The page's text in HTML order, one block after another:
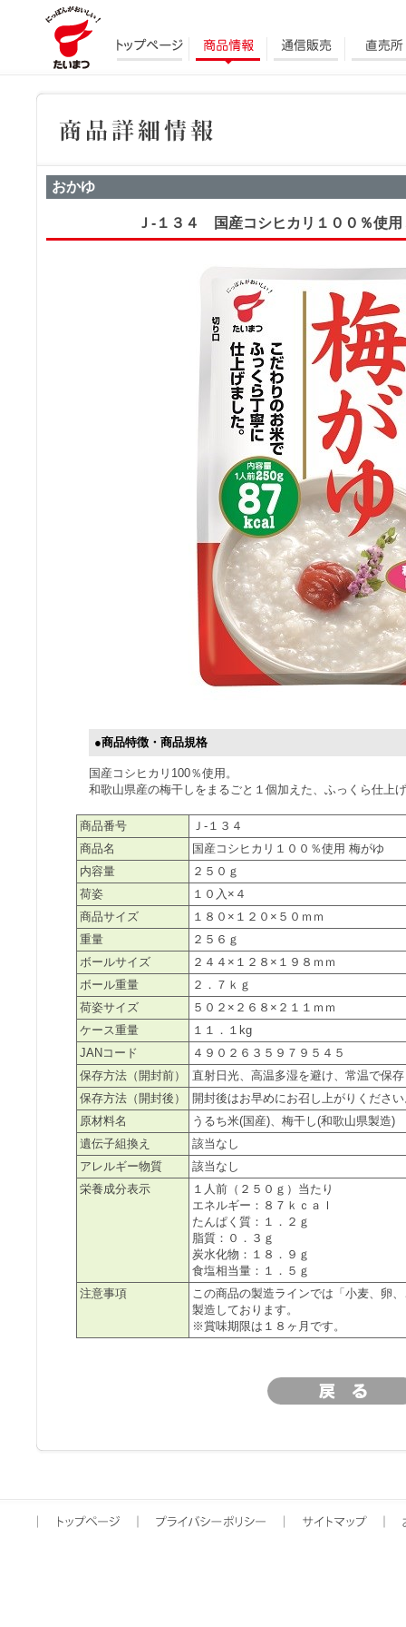
おかゆ
Ｊ-１３４ 国産コシヒカリ１００％使
●商品特徴・商品規格
国産コシヒカリ100％使用。
和歌山県産の梅干しをまるごと１個加えた、ふっくら仕上
商品番号
Ｊ-１３４
商品名
国産コシヒカリ１００％使用 梅がゆ
内容量
２５０ｇ
荷姿
１０入×４
商品サイズ
１８０×１２０×５０ｍｍ
重量
２５６ｇ
ボールサイズ
２４４×１２８×１９８ｍｍ
ボール重量
２．７ｋｇ
荷姿サイズ
５０２×２６８×２１１ｍｍ
ケース重量
１１．１kg
JANコード
４９０２６３５９７９５４５
保存方法（開封前）
直射日光、高温多湿を避け、常温で保存
保存方法（開封後）
開封後はお早めにお召し上がりくださ
原材料名
うるち米(国産)、梅干し(和歌山県製造)
遺伝子組換え
該当なし
アレルギー物質
該当なし
栄養成分表示
１人前（２５０ｇ）当たり
エネルギー：８７ｋｃａｌ
たんぱく質：１．２ｇ
脂質：０．３ｇ
炭水化物：１８．９ｇ
食塩相当量：１．５ｇ
注意事項
この商品の製造ラインでは「小麦、卵
製造しております。
※賞味期限は１８ヶ月です。